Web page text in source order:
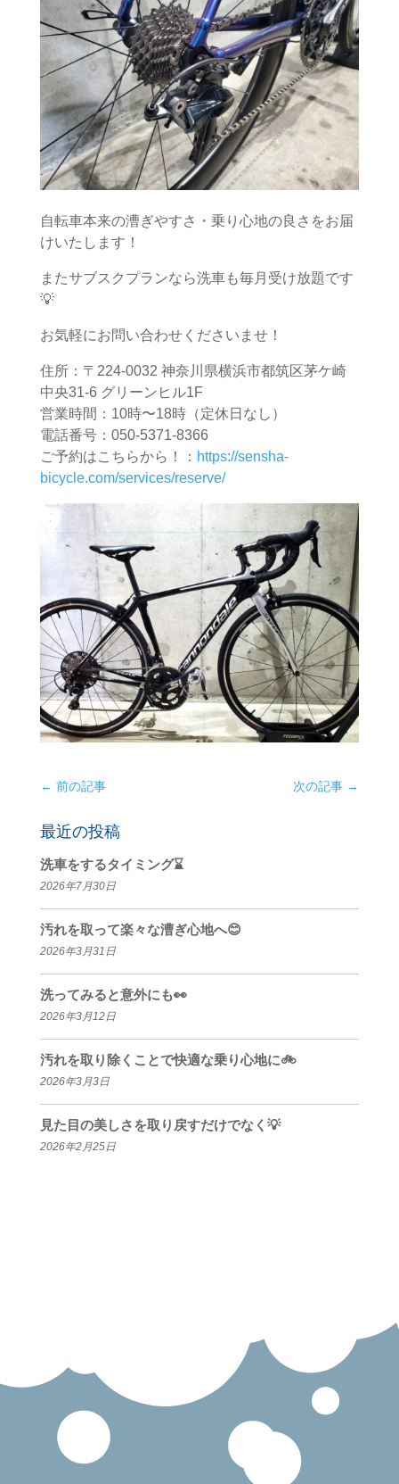
自転車本来の漕ぎやすさ・乗り心地の良さをお届
けいたします！
またサブスクプランなら洗車も毎月受け放題です
💡
お気軽にお問い合わせくださいませ！
住所：〒224-0032 神奈川県横浜市都筑区茅ケ崎
中央31-6 グリーンヒル1F
営業時間：10時〜18時（定休日なし）
電話番号：050-5371-8366
ご予約はこちらから！： https://sensha-
bicycle.com/services/reserve/
← 前の記事 次の記事 →
最近の投稿
洗車をするタイミング⌛
2026年7月30日
汚れを取って楽々な漕ぎ心地へ😊
2026年3月31日
洗ってみると意外にも👀
2026年3月12日
汚れを取り除くことで快適な乗り心地に🚲
2026年3月3日
見た目の美しさを取り戻すだけでなく💡
2026年2月25日